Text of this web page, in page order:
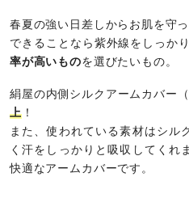
春夏の強い日差しからお肌を守
できることなら紫外線をしっか
率が高いものを選びたいもの。
絹屋の内側シルクアームカバー（
上！
また、使われている素材はシル
く汗をしっかりと吸収してくれ
快適なアームカバーです。